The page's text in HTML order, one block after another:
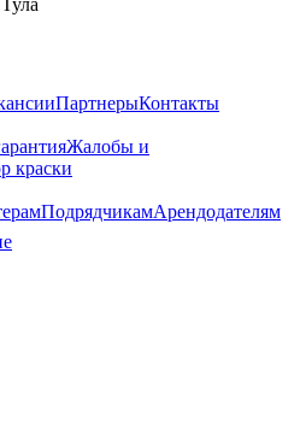
Тула
ПартнерыКонтакты
Жалобы и
краски
ПодрядчикамАрендодателям